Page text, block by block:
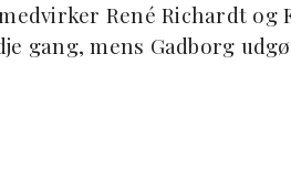
René Richardt og
gang, mens Gadborg